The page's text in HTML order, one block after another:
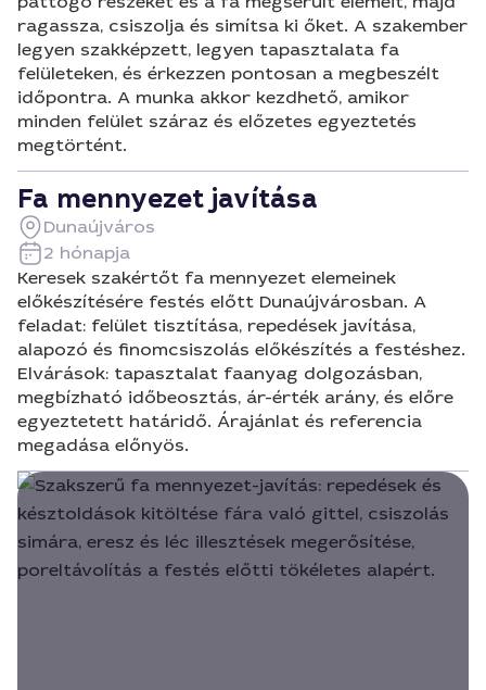
ragassza, csiszolja és simítsa ki őket. A szakember
legyen szakképzett, legyen tapasztalata fa
felületeken, és érkezzen pontosan a megbeszélt
időpontra. A munka akkor kezdhető, amikor
minden felület száraz és előzetes egyeztetés
megtörtént.
Fa mennyezet javítása
Dunaújváros
2 hónapja
Keresek szakértőt fa mennyezet elemeinek
előkészítésére festés előtt Dunaújvárosban. A
feladat: felület tisztítása, repedések javítása,
alapozó és finomcsiszolás előkészítés a festéshez.
Elvárások: tapasztalat faanyag dolgozásban,
megbízható időbeosztás, ár-érték arány, és előre
egyeztetett határidő. Árajánlat és referencia
megadása előnyös.